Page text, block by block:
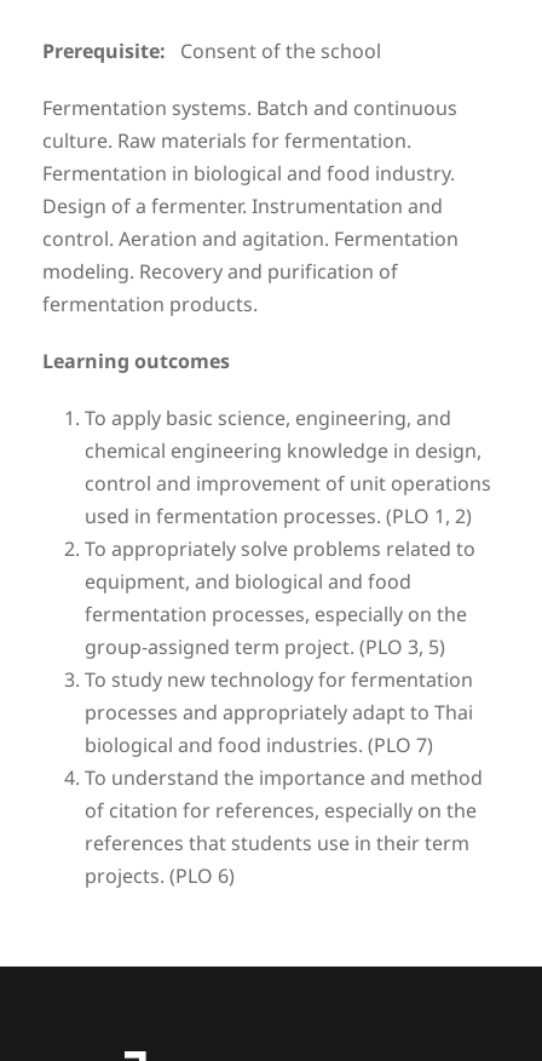
Prerequisite: Consent of the school
Fermentation systems. Batch and continuous
culture. Raw materials for fermentation.
Fermentation in biological and food industry.
Design of a fermenter. Instrumentation and
control. Aeration and agitation. Fermentation
modeling. Recovery and purification of
fermentation products.
Learning outcomes
To apply basic science, engineering, and
chemical engineering knowledge in design,
control and improvement of unit operations
used in fermentation processes. (PLO 1, 2)
To appropriately solve problems related to
equipment, and biological and food
fermentation processes, especially on the
group-assigned term project. (PLO 3, 5)
To study new technology for fermentation
processes and appropriately adapt to Thai
biological and food industries. (PLO 7)
To understand the importance and method
of citation for references, especially on the
references that students use in their term
projects. (PLO 6)